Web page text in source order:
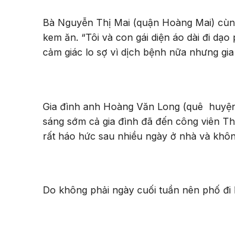
Bà Nguyễn Thị Mai (quận Hoàng Mai)
kem ăn. “Tôi và con gái diện áo dài đi
cảm giác lo sợ vì dịch bệnh nữa nhưng
Gia đình anh Hoàng Văn Long (quê
sáng sớm cả gia đình đã đến công viên
rất háo hức sau nhiều ngày ở nhà và
Do không phải ngày cuối tuần nên phố